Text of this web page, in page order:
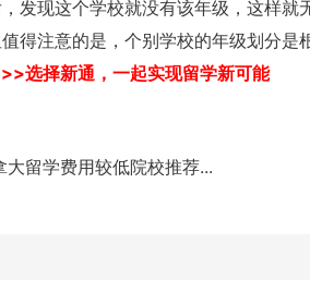
发现这个学校就没有该年级，这样
得注意的是，个别学校的年级划分
选择新通，一起实现留学新可能
大留学费用较低院校推荐...